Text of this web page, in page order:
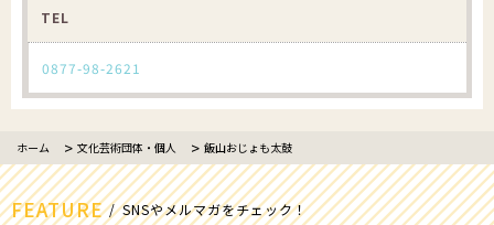
TEL
0877-98-2621
ホーム 文化芸術団体・個人 飯山おじょも太鼓
FEATURE SNSやメルマガをチェック！